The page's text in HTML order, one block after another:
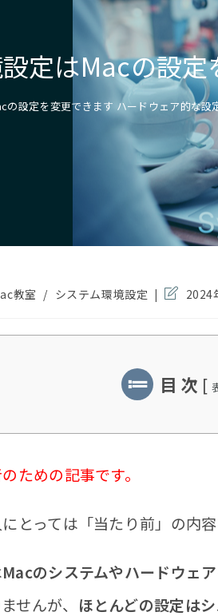
定はMacの設
の設定を変更できます ハードウェア的な設
教室 / システム環境設定
投
最
更
2024
目 次 [
ための記事です。
とっては「当たり前」の内容
Macのシステムやハードウェ
せんが、 ほとんどの設定は